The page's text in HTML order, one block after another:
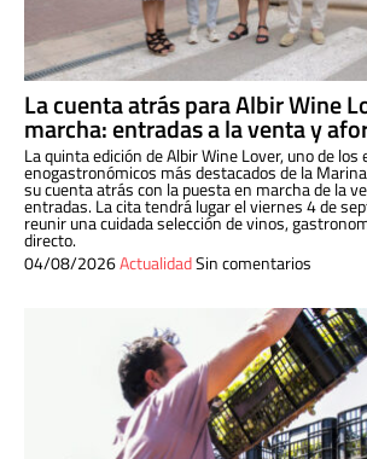
La cuenta atrás para Albir Wine
marcha: entradas a la venta y
La quinta edición de Albir Wine Lover, uno de los
enogastronómicos más destacados de la
su cuenta atrás con la puesta en marcha de la
entradas. La cita tendrá lugar el viernes 4 de
reunir una cuidada selección de vinos,
directo.
04/08/2026ActualidadSin comentarios